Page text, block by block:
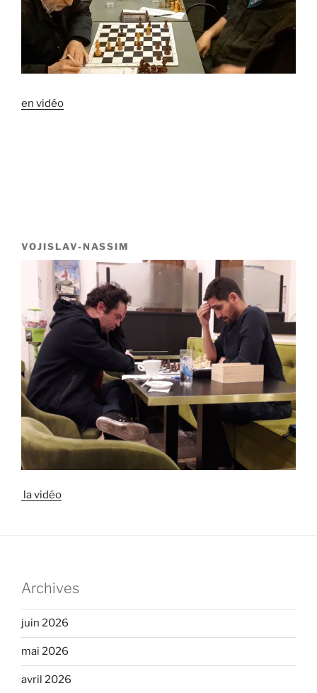
en vidéo
VOJISLAV-NASSIM
la vidéo
Archives
juin 2026
mai 2026
avril 2026